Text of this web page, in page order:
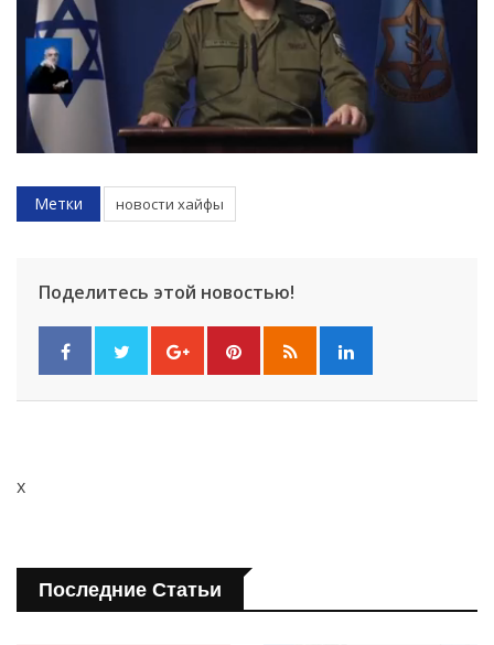
Метки новости хайфы
Поделитесь этой новостью!
x
Последние Статьи